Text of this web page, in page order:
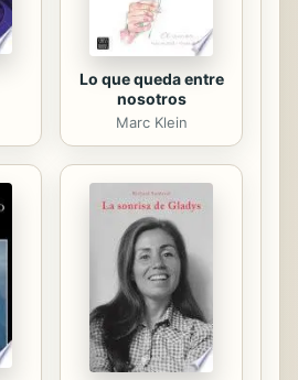
Lo que queda entre
nosotros
Marc Klein